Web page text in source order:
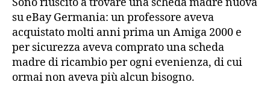
su eBay Germania: un professore aveva
acquistato molti anni prima un Amiga 2000 e
per sicurezza aveva comprato una scheda
madre di ricambio per ogni evenienza, di cui
ormai non aveva più alcun bisogno.